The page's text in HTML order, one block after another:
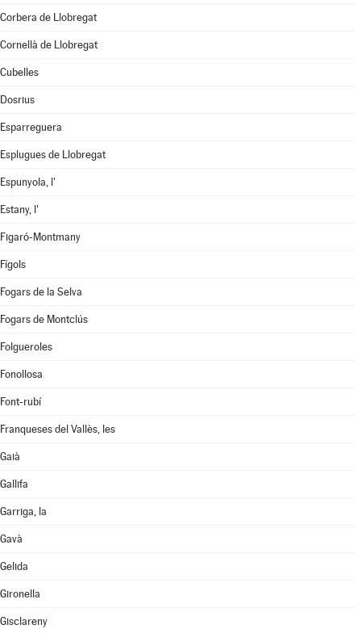
Corbera de Llobregat
Cornellà de Llobregat
Cubelles
Dosrius
Esparreguera
Esplugues de Llobregat
Espunyola, l'
Estany, l'
Figaró-Montmany
Fígols
Fogars de la Selva
Fogars de Montclús
Folgueroles
Fonollosa
Font-rubí
Franqueses del Vallès, les
Gaià
Gallifa
Garriga, la
Gavà
Gelida
Gironella
Gisclareny